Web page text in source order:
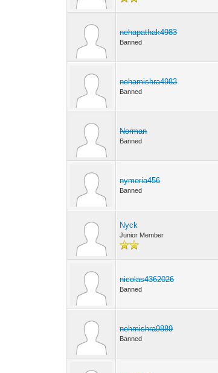
nehapathak4983
Banned
nehamishra4983
Banned
Norman
Banned
nymeria456
Banned
Nyck
Junior Member
nicolas4362026
Banned
nehmishra9889
Banned